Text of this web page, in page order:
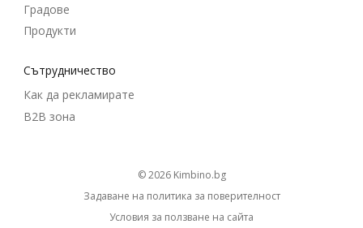
Градове
Продукти
Cътрудничество
Как да рекламирате
B2B зона
© 2026 kimbino.bg
Задаване на политика за поверителност
Условия за ползване на сайта